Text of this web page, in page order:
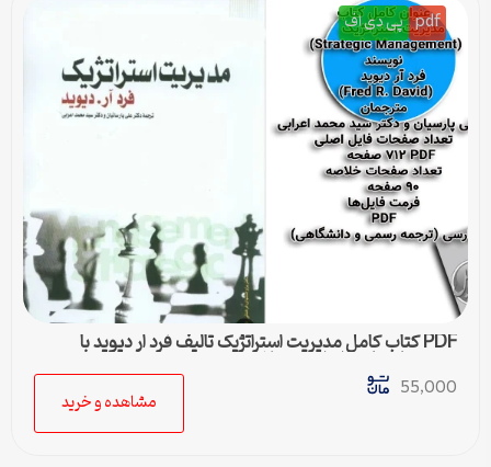
pdf پی دی اف
PDF کتاب کامل مدیریت استراتژیک تالیف فرد ار دیوید با
ترجمه پارسیان و اعرابی + خلاصه
55,000
مشاهده و خرید